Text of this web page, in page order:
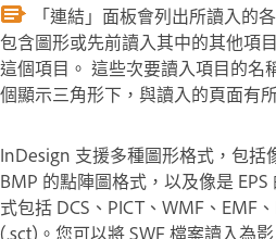
「連結」面板會列出所讀入的
包含圖形或先前讀入其中的其他項
這個項目。 這些次要讀入項目的名
個顯示三角形下，與讀入的頁面有
InDesign 支援多種圖形格式，包括
BMP 的點陣圖格式，以及像是
式包括 DCS、PICT、WMF、EMF
(.sct)。您可以將 SWF 檔案讀入為